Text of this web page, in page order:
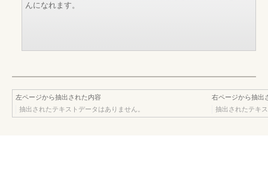
んになれます。
左ページから抽出された内容
抽出されたテキストデータはありません。
右ページから抽出
抽出されたテキ